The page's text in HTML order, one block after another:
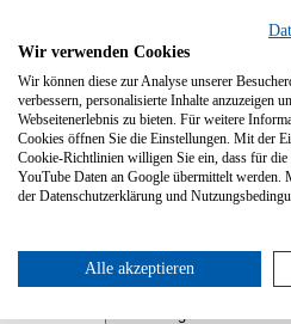
Systemanforderungen
Verlage
Verlage
Log-in
Startseite
Trefferliste
Trefferliste
Titel duplizieren
Historie
Titeldetailansicht
Titel anlegen und
Wir verwenden Cookies
Wir können diese zur Analyse unserer
verbessern, personalisierte Inhalte anzuzeigen
Webseitenerlebnis zu bieten. Für weitere
Cookies öffnen Sie die Einstellungen. Mit der
Cookie-Richtlinien willigen Sie ein, dass für
YouTube Daten an Google übermittelt
der Datenschutzerklärung und
Alle akzeptieren